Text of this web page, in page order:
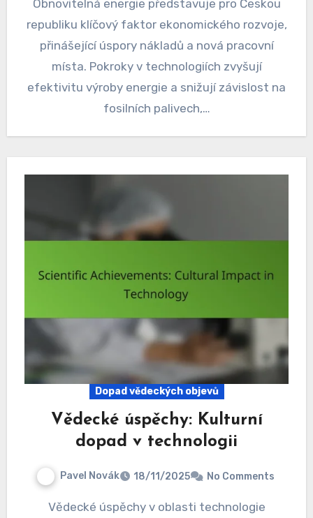
Obnovitelná energie představuje pro Českou
republiku klíčový faktor ekonomického rozvoje,
přinášející úspory nákladů a nová pracovní
místa. Pokroky v technologiích zvyšují
efektivitu výroby energie a snižují závislost na
fosilních palivech,…
Dopad vědeckých objevů
Vědecké úspěchy: Kulturní
dopad v technologii
Pavel Novák 18/11/2025 No Comments
Vědecké úspěchy v oblasti technologie